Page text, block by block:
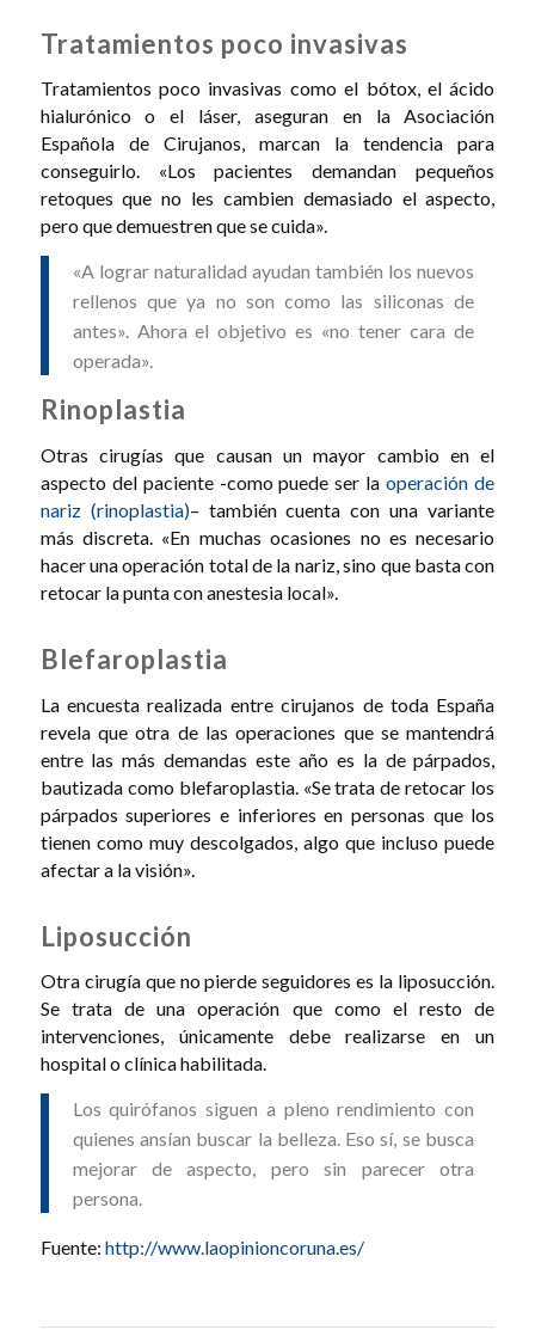
Tratamientos poco invasivas
Tratamientos poco invasivas como el bótox, el ácido
hialurónico o el láser, aseguran en la Asociación
Española de Cirujanos, marcan la tendencia para
conseguirlo. «Los pacientes demandan pequeños
retoques que no les cambien demasiado el aspecto,
pero que demuestren que se cuida».
«A lograr naturalidad ayudan también los nuevos
rellenos que ya no son como las siliconas de
antes». Ahora el objetivo es «no tener cara de
operada».
Rinoplastia
Otras cirugías que causan un mayor cambio en el
aspecto del paciente -como puede ser laoperación de
nariz (rinoplastia)– también cuenta con una variante
más discreta. «En muchas ocasiones no es necesario
hacer una operación total de la nariz, sino que basta con
retocar la punta con anestesia local».
Blefaroplastia
La encuesta realizada entre cirujanos de toda España
revela que otra de las operaciones que se mantendrá
entre las más demandas este año es la de párpados,
bautizada como blefaroplastia. «Se trata de retocar los
párpados superiores e inferiores en personas que los
tienen como muy descolgados, algo que incluso puede
afectar a la visión».
Liposucción
Otra cirugía que no pierde seguidores es la liposucción.
Se trata de una operación que como el resto de
intervenciones, únicamente debe realizarse en un
hospital o clínica habilitada.
Los quirófanos siguen a pleno rendimiento con
quienes ansían buscar la belleza. Eso sí, se busca
mejorar de aspecto, pero sin parecer otra
persona.
Fuente: http://www.laopinioncoruna.es/